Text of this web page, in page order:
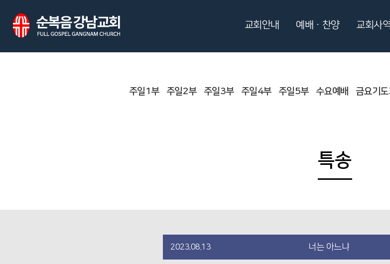
주일1부 주일2부 주일3부 주일4부 주일5부 수요예배 금요기도
특송
2023.08.13 너는 아느냐
교회안내 예배ㆍ찬양 교회사